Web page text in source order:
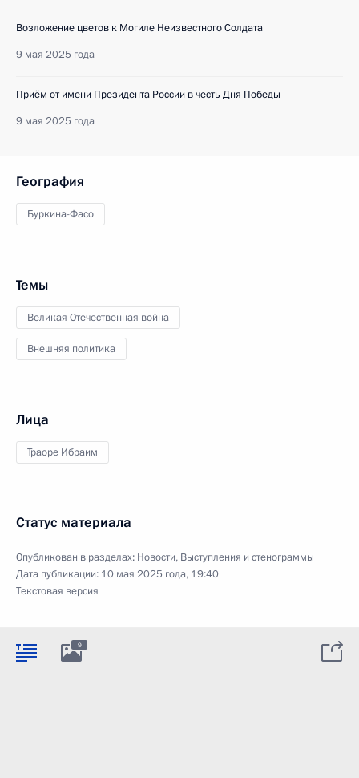
Возложение цветов к Могиле Неизвестного Солдата
9 мая 2025 года
Приём от имени Президента России в честь Дня Победы
9 мая 2025 года
География
Буркина-Фасо
Темы
Великая Отечественная война
Внешняя политика
Лица
Траоре Ибраим
Статус материала
Опубликован в разделах: Новости, Выступления и стенограммы
Дата публикации: 10 мая 2025 года, 19:40
Текстовая версия
9